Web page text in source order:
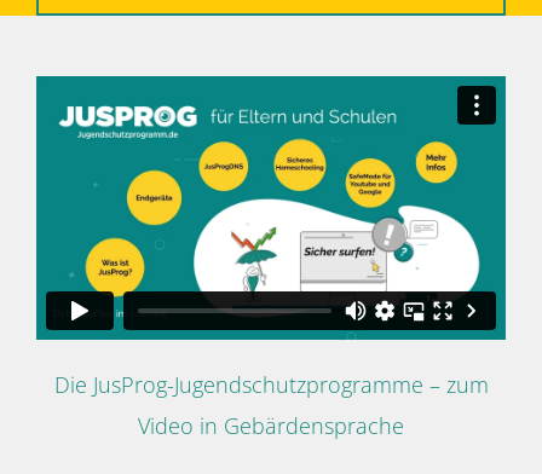
Die JusProg-Jugendschutzprogramme – zum
Video in Gebärdensprache